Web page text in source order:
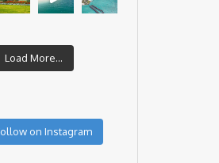
Load More...
on Instagram